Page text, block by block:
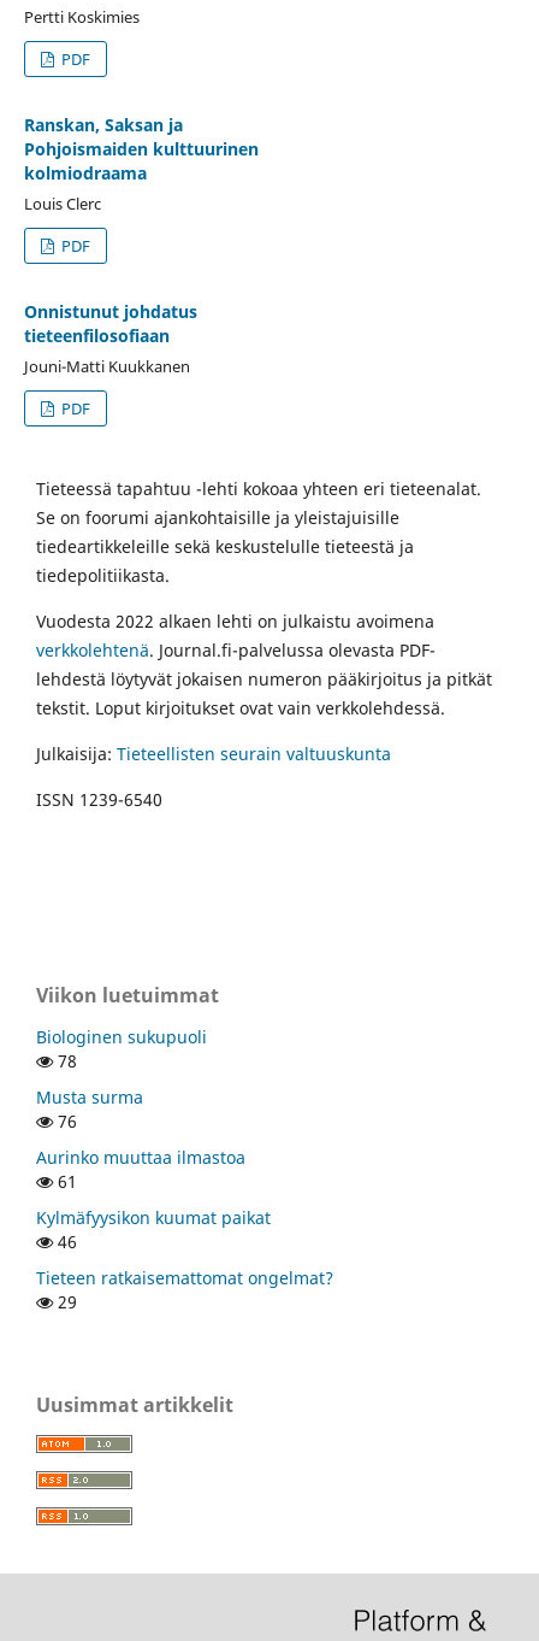
Pertti Koskimies
PDF
Ranskan, Saksan ja
Pohjoismaiden kulttuurinen
kolmiodraama
Louis Clerc
PDF
Onnistunut johdatus
tieteenfilosofiaan
Jouni-Matti Kuukkanen
PDF
Tieteessä tapahtuu -lehti kokoaa yhteen eri tieteenalat.
Se on foorumi ajankohtaisille ja yleistajuisille
tiedeartikkeleille sekä keskustelulle tieteestä ja
tiedepolitiikasta.
Vuodesta 2022 alkaen lehti on julkaistu avoimena
verkkolehtenä. Journal.fi-palvelussa olevasta PDF-
lehdestä löytyvät jokaisen numeron pääkirjoitus ja pitkät
tekstit. Loput kirjoitukset ovat vain verkkolehdessä.
Julkaisija: Tieteellisten seurain valtuuskunta
ISSN 1239-6540
Viikon luetuimmat
Biologinen sukupuoli
78
Musta surma
76
Aurinko muuttaa ilmastoa
61
Kylmäfyysikon kuumat paikat
46
Tieteen ratkaisemattomat ongelmat?
29
Uusimmat artikkelit